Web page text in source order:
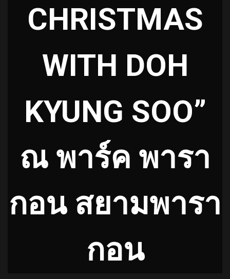
CHRISTMAS
WITH DOH
KYUNG SOO”
ณ พาร์ค พารา
กอน สยามพารา
กอน